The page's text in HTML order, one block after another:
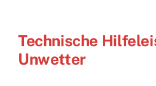
Bürgerinfo
Technische
Unwetter